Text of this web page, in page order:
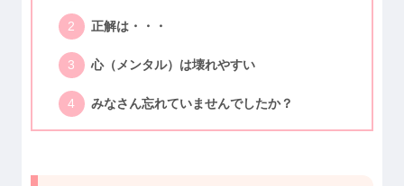
正解は・・・
心（メンタル）は壊れやすい
みなさん忘れていませんでしたか？